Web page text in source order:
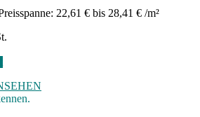
22,61 € bis 28,41 € /m²